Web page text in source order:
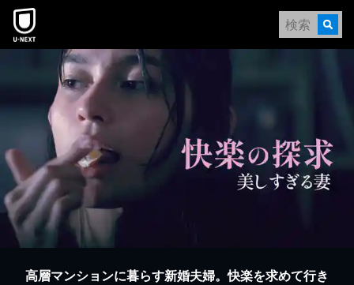
本文へスキップ
高層マンションに暮らす新婚夫婦。快楽を求めて行き